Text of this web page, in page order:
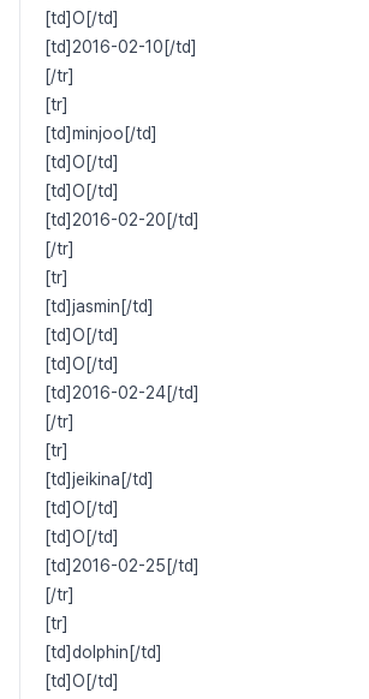
[td]O[/td]
[td]2016-02-10[/td]
[/tr]
[tr]
[td]minjoo[/td]
[td]O[/td]
[td]O[/td]
[td]2016-02-20[/td]
[/tr]
[tr]
[td]jasmin[/td]
[td]O[/td]
[td]O[/td]
[td]2016-02-24[/td]
[/tr]
[tr]
[td]jeikina[/td]
[td]O[/td]
[td]O[/td]
[td]2016-02-25[/td]
[/tr]
[tr]
[td]dolphin[/td]
[td]O[/td]